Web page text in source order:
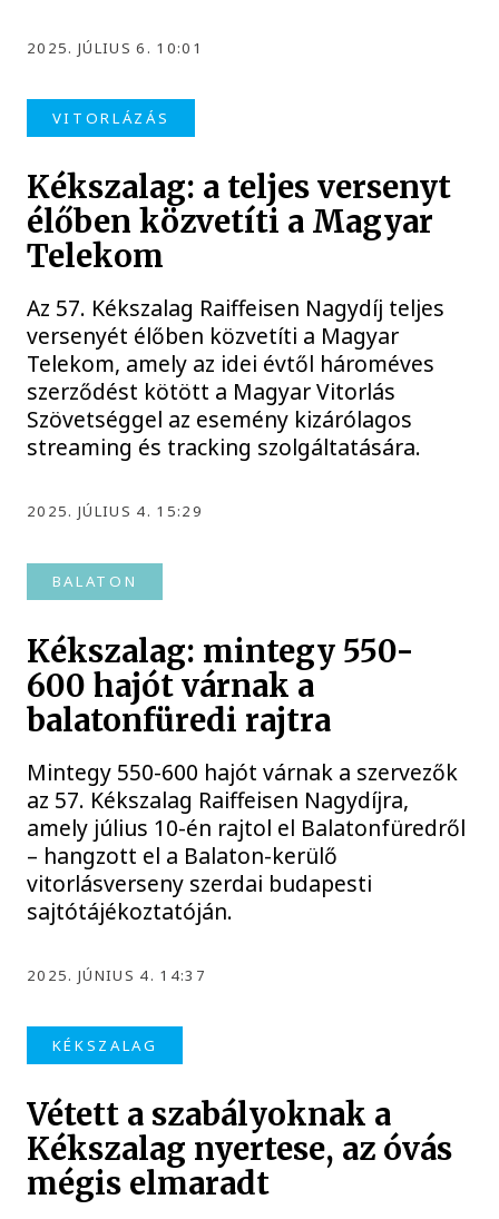
2025. JÚLIUS 6. 10:01
VITORLÁZÁS
Kékszalag: a teljes versenyt
élőben közvetíti a Magyar
Telekom
Az 57. Kékszalag Raiffeisen Nagydíj teljes
versenyét élőben közvetíti a Magyar
Telekom, amely az idei évtől hároméves
szerződést kötött a Magyar Vitorlás
Szövetséggel az esemény kizárólagos
streaming és tracking szolgáltatására.
2025. JÚLIUS 4. 15:29
BALATON
Kékszalag: mintegy 550-
600 hajót várnak a
balatonfüredi rajtra
Mintegy 550-600 hajót várnak a szervezők
az 57. Kékszalag Raiffeisen Nagydíjra,
amely július 10-én rajtol el Balatonfüredről
– hangzott el a Balaton-kerülő
vitorlásverseny szerdai budapesti
sajtótájékoztatóján.
2025. JÚNIUS 4. 14:37
KÉKSZALAG
Vétett a szabályoknak a
Kékszalag nyertese, az óvás
mégis elmaradt